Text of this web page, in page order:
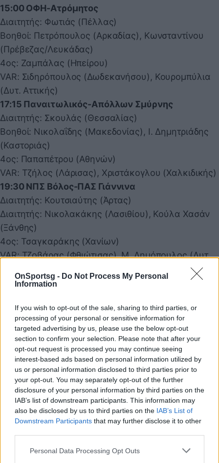
OnSportsg - Do Not Process My Personal
Information
If you wish to opt-out of the sale, sharing to third parties, or
processing of your personal or sensitive information for
targeted advertising by us, please use the below opt-out
section to confirm your selection. Please note that after your
opt-out request is processed you may continue seeing
interest-based ads based on personal information utilized by
us or personal information disclosed to third parties prior to
your opt-out. You may separately opt-out of the further
disclosure of your personal information by third parties on the
IAB’s list of downstream participants. This information may
also be disclosed by us to third parties on the IAB’s List of
Downstream Participants that may further disclose it to other
Personal Data Processing Opt Outs
15:00 ΟΦΗ-Ατρόμητος
Διαιτητής: Φωτιάς (Πέλλας)
Βοηθοί: Πετρόπουλος (Αρκαδίας), Κωνσταντίνου
(Πρέβεζας/Λευκάδας)
4ος: Ζαμπάλας (Ηπείρου)
VAR: Σιδηρόπουλος (Δωδεκανήσου), Κουρομπύλια
(Δυτ. Αττικής)
17:15 Παναιτωλικός-Απόλλων Σμύρνης
Διαιτητής: Σκουλάς (Θεσσαλίας)
Βοηθοί: Νικολαΐδης (Μακεδονίας), Ι. Δημητριάδης
(Καστοριάς)
4ος: Παπαπέτρου (Αθηνών)
VAR: Τζήλος (Λάρισας), Χριστάκογλου (Χαλκιδικής)
19:30 ΝΠΣ Βόλος-ΠΑΣ Γιάννινα
Διαιτητής: Κουτσιαύτης (Άρτας)
Διαιτητής: Νικολακάκης (Λασιθίου), Κούλα Χασάν
(Ξάνθης)
4ος: Τσαγκαράκης (Χανίων)
VAR: Τζοβάρας (Φθιώτισας), Μ. Δημόπουλος (Δυτ.
Δευτέρα 19/4
Διαιτητής: Διαμαντόπουλος (Αρκαδίας)
Βοηθοί: Κωσταράς (Αιτωλοακαρνανίας), Μεϊντάνας
(Αχαΐας)
4oς: Γρατσάνης (Τρικάλων)
VAR: Γκορτσίλας (Μακεδονίας), Σπυρόπουλος
(Ανατ. Αττικής)
Παιχνίδι από παντού στη Novibet με το
νέο Mobile App